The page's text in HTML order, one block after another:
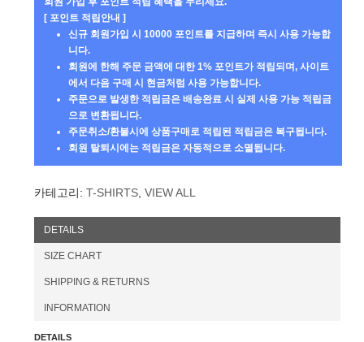
[ 포인트 적립안내 ]
신규 회원가입 시 10000 포인트를 지급하며 즉시 사용 가능합
니다.
회원에 한해 주문 금액에 대한 1% 포인트가 적립되며, 사이트
에서 다음 구매 시 현금처럼 사용 가능합니다.
주문으로 발생한 적립금은 배송완료 시 실제 사용 가능 적립금
으로 변환됩니다.
주문취소/환불시에 상품구매로 적립된 적립금은 복구됩니다.
회원 탈퇴시에는 적립금은 자동적으로 소멸됩니다.
카테고리: T-SHIRTS, VIEW ALL
DETAILS
SIZE CHART
SHIPPING & RETURNS
INFORMATION
DETAILS